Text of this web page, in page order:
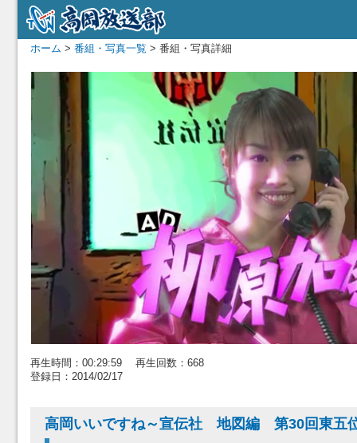
ホーム > 番組・写真一覧 > 番組・写真詳細
再生時間：00:29:59 再生回数：668
登録日：2014/02/17
高岡いいですね～宣伝社 地図編 第30回東五